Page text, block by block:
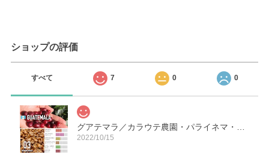
ショップの評価
すべて 7 0 0
2022/10/15